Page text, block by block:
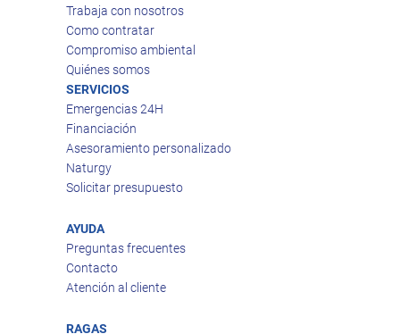
Trabaja con nosotros
Como contratar
Compromiso ambiental
Quiénes somos
SERVICIOS
Emergencias 24H
Financiación
Asesoramiento personalizado
Naturgy
Solicitar presupuesto
AYUDA
Preguntas frecuentes
Contacto
Atención al cliente
RAGAS